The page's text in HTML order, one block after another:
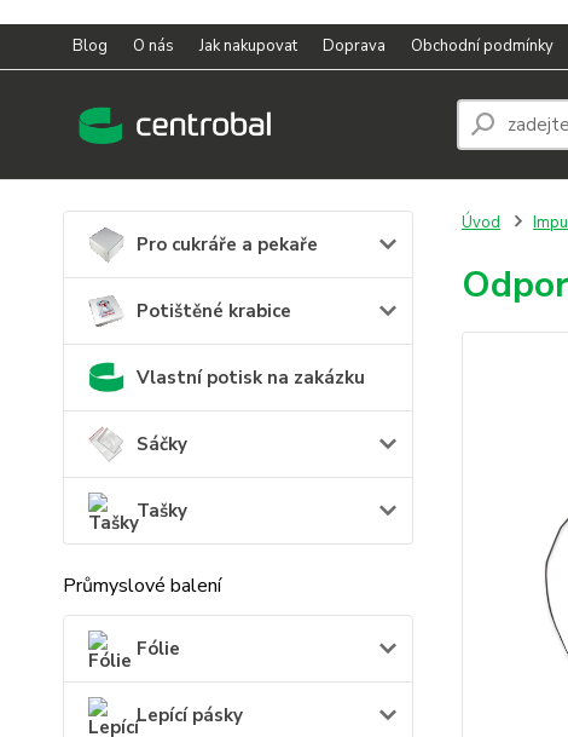
Blog O nás Jak nakupovat Doprava Obchodní podmínky
Pro cukráře a pekaře
Potištěné krabice
Vlastní potisk na zakázku
Sáčky
Tašky
Průmyslové balení
Fólie
Lepící pásky
Úvod